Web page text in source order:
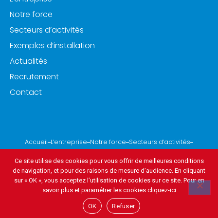
Notre force
Secteurs d’activités
Exemples d’installation
Actualités
Recrutement
Contact
Accueil L’entreprise Notre force Secteurs d’activités
Exemples d’installation
Recrutement
Contact
Mentions légales & Politique de Confidentialité Plan du site
Ce site utilise des cookies pour vous offrir de meilleures conditions
de navigation, et pour des raisons de mesure d’audience. En cliquant
sur « OK », vous acceptez l’utilisation de cookies sur ce site. Pour en
savoir plus et paramétrer les cookies cliquez-ici
OK Refuser